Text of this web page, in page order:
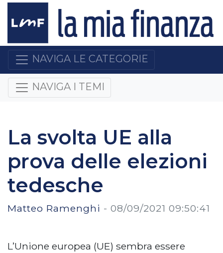
NAVIGA LE CATEGORIE
NAVIGA I TEMI
La svolta UE alla
prova delle elezioni
tedesche
Matteo Ramenghi - 08/09/2021 09:50:41
L’Unione europea (UE) sembra essere